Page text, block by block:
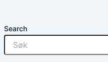
Search